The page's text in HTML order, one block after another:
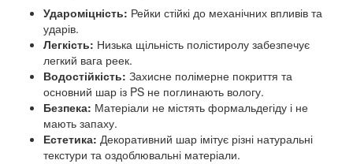
Удароміцність: Рейки стійкі до механічних впливів та
ударів.
Легкість: Низька щільність полістиролу забезпечує
легкий вага реек.
Водостійкість: Захисне полімерне покриття та
основний шар із PS не поглинають вологу.
Безпека: Матеріали не містять формальдегіду і не
мають запаху.
Естетика: Декоративний шар імітує різні натуральні
текстури та оздоблювальні матеріали.